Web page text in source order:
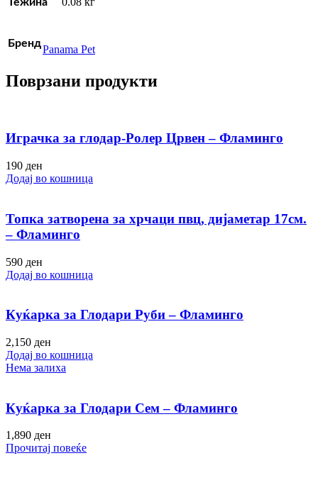
БрендPanama Pet
Поврзани продукти
Играчка за глодар-Ролер Црвен – Фламинго
190 ден
Додај во кошница
Топка затворена за хрчаци пвц, дијаметар 17см.
– Фламинго
590 ден
Додај во кошница
Куќарка за Глодари Руби – Фламинго
2,150 ден
Додај во кошница
Нема залиха
Куќарка за Глодари Сем – Фламинго
1,890 ден
Прочитај повеќе